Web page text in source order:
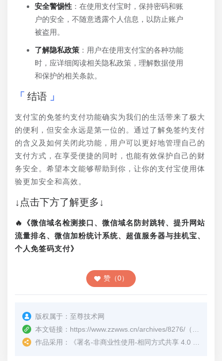
安全警惕性 ：在使用支付宝时，保持密码和账
户的安全，不随意透露个人信息，以防止账户
被盗用。
了解隐私政策 ：用户在使用支付宝的各种功能
时，应详细阅读相关隐私政策，理解数据使用
和保护的相关条款。
结语
支付宝的免签约支付功能确实为我们的生活带来了极大
的便利，但安全永远是第一位的。通过了解免签约支付
的含义及如何关闭此功能，用户可以更好地管理自己的
支付方式，在享受便捷的同时，也能有效保护自己的财
务安全。希望本文能够帮助到你，让你的支付宝使用体
验更加安全和高效。
↓点击下方了解更多↓
🔥《微信域名检测接口、微信域名防封跳转、提升网站
流量排名、微信加粉统计系统、超值服务器与挂机宝、
个人免签码支付》
赞（0）
版权属于： 至尊技术网
本文链接： https://www.zzwws.cn/archives/8276/ （转载时请注明本文出处及文章链接）
作品采用：
《署名-非商业性使用-相同方式共享 4.0 国际 (CC BY-NC-SA 4.0)